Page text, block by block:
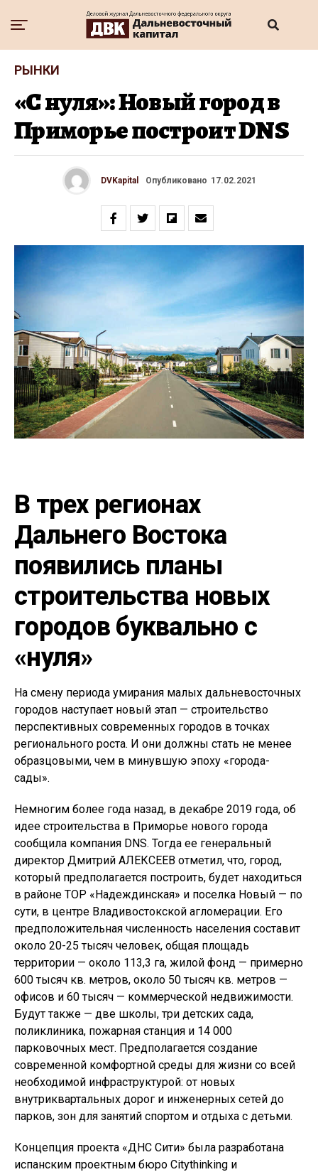
РЫНКИ
«С нуля»: Новый город в
Приморье построит DNS
DVKapital Опубликовано 17.02.2021
В трех регионах
Дальнего Востока
появились планы
строительства новых
городов буквально с
«нуля»
На смену периода умирания малых дальневосточных
городов наступает новый этап — строительство
перспективных современных городов в точках
регионального роста. И они должны стать не менее
образцовыми, чем в минувшую эпоху «города-
сады».
Немногим более года назад, в декабре 2019 года, об
идее строительства в Приморье нового города
сообщила компания DNS. Тогда ее генеральный
директор Дмитрий АЛЕКСЕЕВ отметил, что, город,
который предполагается построить, будет находиться
в районе ТОР «Надеждинская» и поселка Новый — по
сути, в центре Владивостокской агломерации. Его
предположительная численность населения составит
около 20-25 тысяч человек, общая площадь
территории — около 113,3 га, жилой фонд — примерно
600 тысяч кв. метров, около 50 тысяч кв. метров —
офисов и 60 тысяч — коммерческой недвижимости.
Будут также — две школы, три детских сада,
поликлиника, пожарная станция и 14 000
парковочных мест. Предполагается создание
современной комфортной среды для жизни со всей
необходимой инфраструктурой: от новых
внутриквартальных дорог и инженерных сетей до
парков, зон для занятий спортом и отдыха с детьми.
Концепция проекта «ДНС Сити» была разработана
испанским проектным бюро Сitythinking и